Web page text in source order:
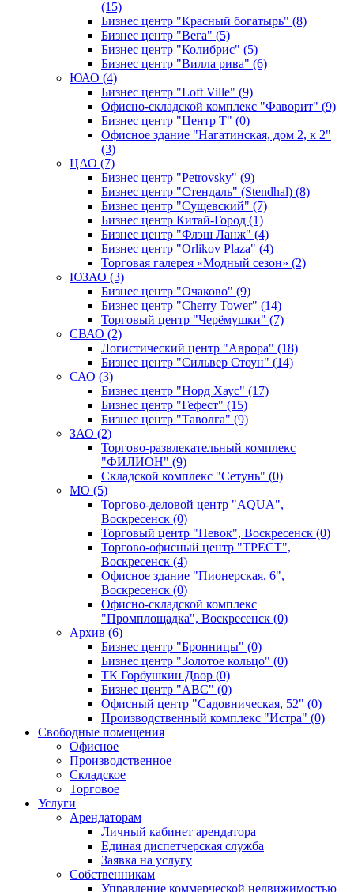
(15)
Бизнес центр "Красный богатырь" (8)
Бизнес центр "Вега" (5)
Бизнес центр "Колибрис" (5)
Бизнес центр "Вилла рива" (6)
ЮАО (4)
Бизнес центр "Loft Ville" (9)
Офисно-складской комплекс "Фаворит" (9)
Бизнес центр "Центр Т" (0)
Офисное здание "Нагатинская, дом 2, к 2"
(3)
ЦАО (7)
Бизнес центр "Petrovsky" (9)
Бизнес центр "Стендаль" (Stendhal) (8)
Бизнес центр "Сущевский" (7)
Бизнес центр Китай-Город (1)
Бизнес центр "Флэш Ланж" (4)
Бизнес центр "Orlikov Plaza" (4)
Торговая галерея «Модный сезон» (2)
ЮЗАО (3)
Бизнес центр "Очаково" (9)
Бизнес центр "Cherry Tower" (14)
Торговый центр "Черёмушки" (7)
СВАО (2)
Логистический центр "Аврора" (18)
Бизнес центр "Сильвер Стоун" (14)
САО (3)
Бизнес центр "Норд Хаус" (17)
Бизнес центр "Гефест" (15)
Бизнес центр "Таволга" (9)
ЗАО (2)
Торгово-развлекательный комплекс
"ФИЛИОН" (9)
Складской комплекс "Сетунь" (0)
MO (5)
Торгово-деловой центр "AQUA",
Воскресенск (0)
Торговый центр "Невок", Воскресенск (0)
Торгово-офисный центр "ТРЕСТ",
Воскресенск (4)
Офисное здание "Пионерская, 6",
Воскресенск (0)
Офисно-складской комплекс
"Промплощадка", Воскресенск (0)
Архив (6)
Бизнес центр "Бронницы" (0)
Бизнес центр "Золотое кольцо" (0)
ТК Горбушкин Двор (0)
Бизнес центр "АВС" (0)
Офисный центр "Садовническая, 52" (0)
Производственный комплекс "Истра" (0)
Свободные помещения
Офисное
Производственное
Складское
Торговое
Услуги
Арендаторам
Личный кабинет арендатора
Единая диспетчерская служба
Заявка на услугу
Собственникам
Управление коммерческой недвижимостью